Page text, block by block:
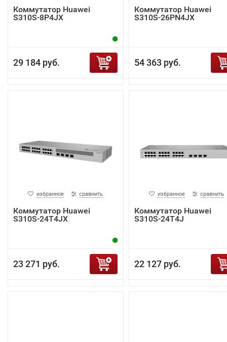
Коммутатор Huawei
S310S-8P4JX
29 184 руб.
Коммутатор Huawei
S310S-26PN4JX
54 363 руб.
избранное сравнить
Коммутатор Huawei
S310S-24T4JX
23 271 руб.
избранное сравнить
Коммутатор Huawei
S310S-24T4J
22 127 руб.